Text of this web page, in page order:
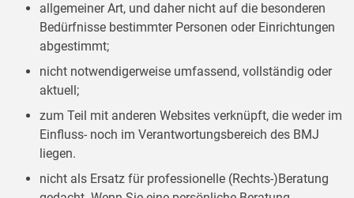
allgemeiner Art, und daher nicht auf die besonderen
Bedürfnisse bestimmter Personen oder Einrichtungen
abgestimmt;
nicht notwendigerweise umfassend, vollständig oder
aktuell;
zum Teil mit anderen Websites verknüpft, die weder im
Einfluss- noch im Verantwortungsbereich des BMJ
liegen.
nicht als Ersatz für professionelle (Rechts-)Beratung